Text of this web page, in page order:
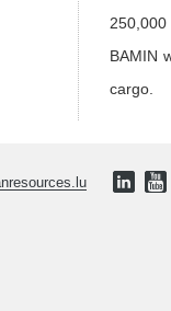
BAMIN
cargo.